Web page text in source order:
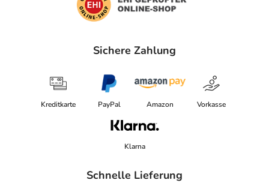
Sichere Zahlung
Kreditkarte PayPal Amazon Vorkasse
Klarna
Schnelle Lieferung